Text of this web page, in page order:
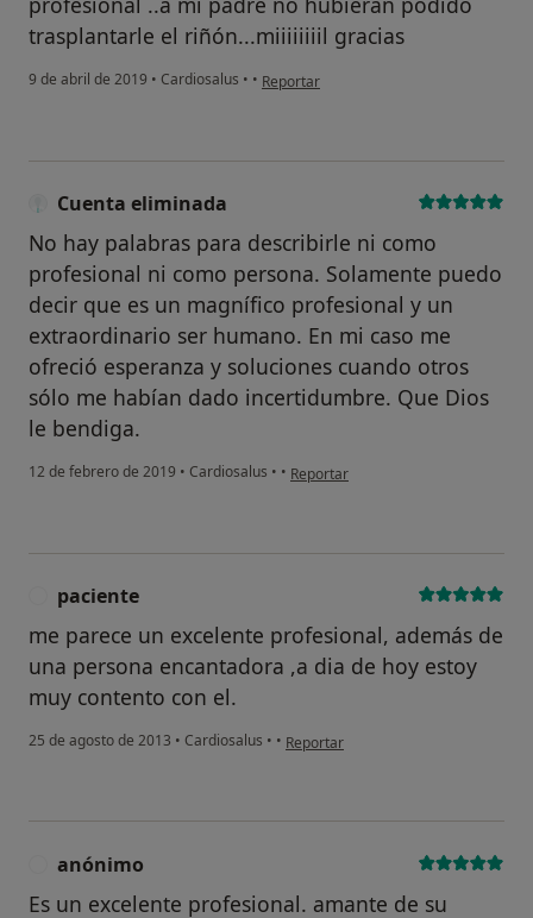
trasplantarle el riñón...miiiiiiiil gracias
9 de abril de 2019 • Cardiosalus • • en opinión del usuario Cuenta eliminada
Reportar
Cuenta eliminada
No hay palabras para describirle ni como
profesional ni como persona. Solamente puedo
decir que es un magnífico profesional y un
extraordinario ser humano. En mi caso me
ofreció esperanza y soluciones cuando otros
sólo me habían dado incertidumbre. Que Dios
le bendiga.
12 de febrero de 2019 • Cardiosalus • • en opinión del usuario Cuenta
Reportar
paciente
me parece un excelente profesional, además de
una persona encantadora ,a dia de hoy estoy
muy contento con el.
25 de agosto de 2013 • Cardiosalus • • en opinión del usuario paciente
Reportar
anónimo
Es un excelente profesional. amante de su